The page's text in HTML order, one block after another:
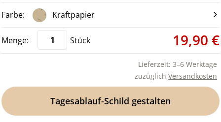
Kraftpapier
Stück 19,90 €
Lieferzeit: 3–6 Werktage
zuzüglich Versandkosten
Tagesablauf-Schild gestalten